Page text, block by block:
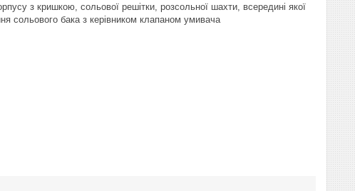
з кришкою, сольової решітки, розсольної шахти, всередині якої
сольового бака з керівником клапаном умивача